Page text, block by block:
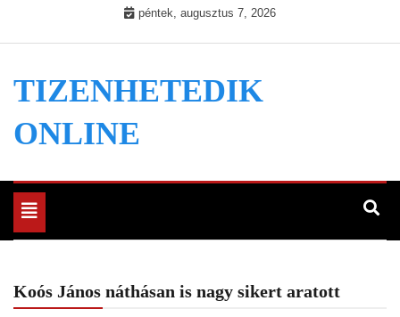
péntek, augusztus 7, 2026
TIZENHETEDIK
ONLINE
Toggle
navigation
Koós János náthásan is nagy sikert aratott